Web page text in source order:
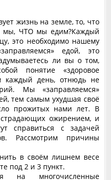
жизнь на земле, то, что
мы, ЧТО мы едим?Каждый
это необходимо нашему
едой, это
ли вы о том,
понятие «здоровое
каждый день, отнюдь не
Мы «заправляемся»
тем самым ухудшая своё
прожитых нами лет. В
ожирением, и
справиться с задачей
Рассмотрим причины
в своём лишнем весе
под 2 и 3 пункт.
на многочисленные